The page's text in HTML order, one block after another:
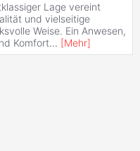
Lage vereint
und vielseitige
Weise. Ein Anwesen,
Komfort... [Mehr]